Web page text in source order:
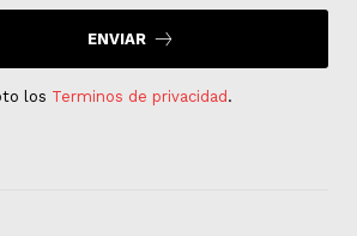
ENVIAR
los Terminos de privacidad .